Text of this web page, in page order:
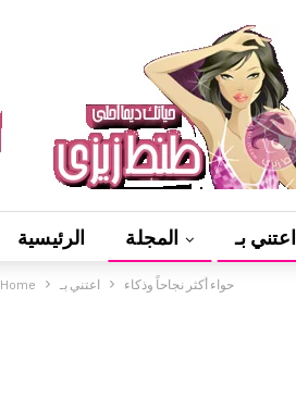
الرئيسية المجلة اعتني بـ
ألعاب فيديوهات Home اعتني بـ حواء أكثر نجاحاً وذكاء